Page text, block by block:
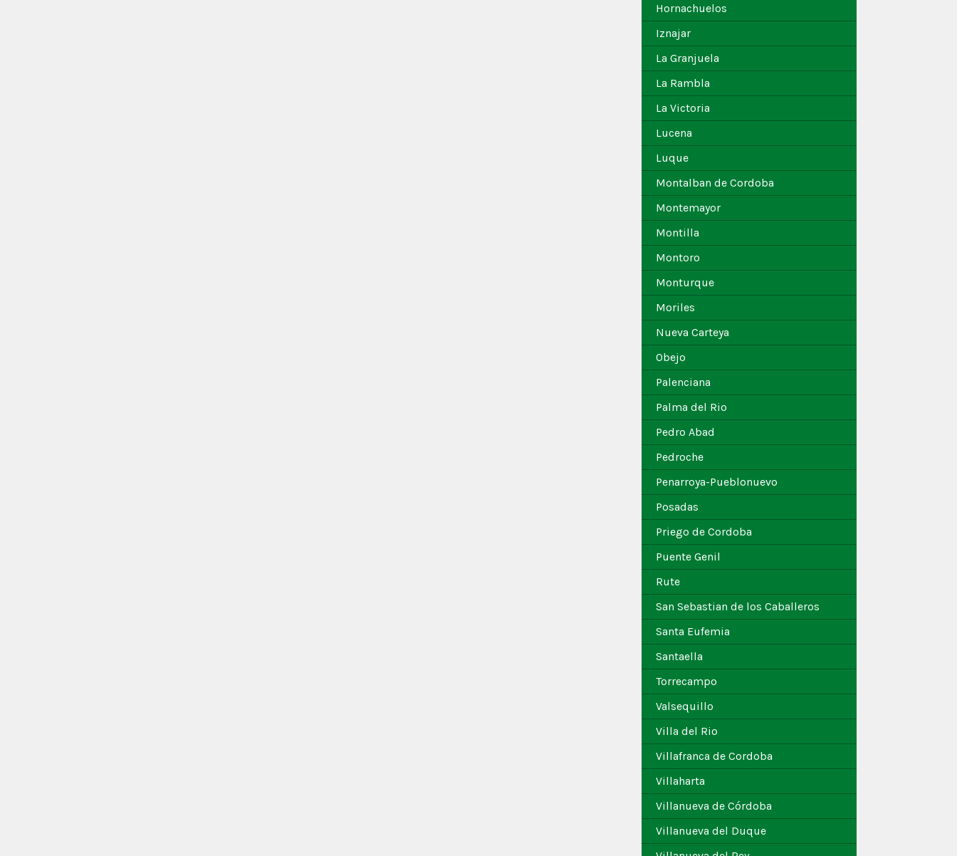
Hornachuelos
Iznajar
La Granjuela
La Rambla
La Victoria
Lucena
Luque
Montalban de Cordoba
Montemayor
Montilla
Montoro
Monturque
Moriles
Nueva Carteya
Obejo
Palenciana
Palma del Rio
Pedro Abad
Pedroche
Penarroya-Pueblonuevo
Posadas
Priego de Cordoba
Puente Genil
Rute
San Sebastian de los Caballeros
Santa Eufemia
Santaella
Torrecampo
Valsequillo
Villa del Rio
Villafranca de Cordoba
Villaharta
Villanueva de Córdoba
Villanueva del Duque